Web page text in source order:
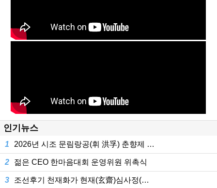
인기뉴스
1 2026년 시조 문림랑공(휘 洪孚) 춘향제 …
2 젊은 CEO 한마음대회 운영위원 위촉식
3 조선후기 천재화가 현재(玄齋)심사정(…